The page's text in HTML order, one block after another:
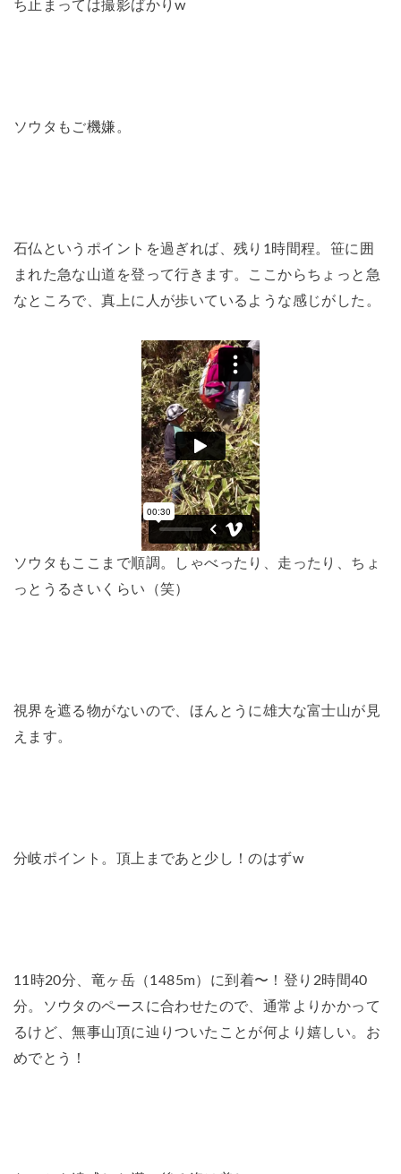
ち止まっては撮影ばかりw
ソウタもご機嫌。
石仏というポイントを過ぎれば、残り1時間程。笹に囲
まれた急な山道を登って行きます。ここからちょっと急
なところで、真上に人が歩いているような感じがした。
ソウタもここまで順調。しゃべったり、走ったり、ちょ
っとうるさいくらい（笑）
視界を遮る物がないので、ほんとうに雄大な富士山が見
えます。
分岐ポイント。頂上まであと少し！のはずw
11時20分、 竜ヶ岳（1485m） に到着〜！登り2時間40
分。ソウタのペースに合わせたので、通常よりかかって
るけど、無事山頂に辿りついたことが何より嬉しい。お
めでとう！